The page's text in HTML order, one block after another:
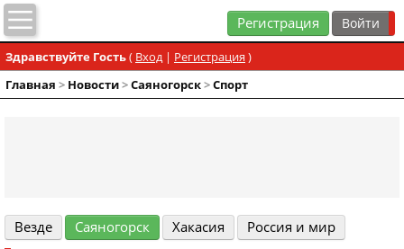
Регистрация
Здравствуйте Гость( Вход| Регистрация )
Главная > Новости>Cаяногорск>Спорт
Везде Cаяногорск Хакасия Россия и мир